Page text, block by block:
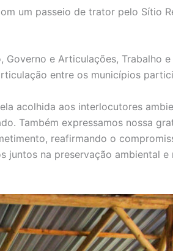
um passeio de trator pelo Sítio
e Articulações, Trabalho e
entre os municípios
acolhida aos interlocutores
Também expressamos nossa
reafirmando o
juntos na preservação ambiental e